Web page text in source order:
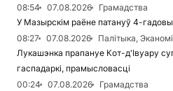
08:54 07.08.2026
Грамадства
У Мазырскім раёне патануў 4-
08:27
07.08.2026
Палітыка,
Лукашэнка прапануе Кот-д'Івуару
гаспадаркі, прамысловасці
00:24
07.08.2026
Грамадства